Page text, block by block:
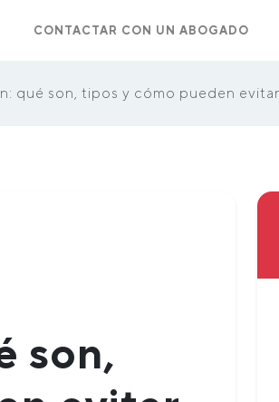
CONTACTAR CON UN ABOGADO
qué son, tipos y cómo pueden
son,